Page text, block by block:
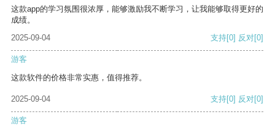
这款app的学习氛围很浓厚，能够激励我不断学习，让我能够取得更好的
成绩。
2025-09-04
支持[0] 反对[0]
游客
这款软件的价格非常实惠，值得推荐。
2025-09-04 支持[0] 反对[0]
游客